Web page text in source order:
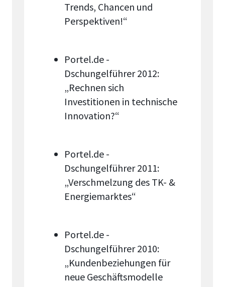
Trends, Chancen und
Perspektiven!“
Portel.de -
Dschungelführer 2012:
„Rechnen sich
Investitionen in technische
Innovation?“
Portel.de -
Dschungelführer 2011:
„Verschmelzung des TK- &
Energiemarktes“
Portel.de -
Dschungelführer 2010:
„Kundenbeziehungen für
neue Geschäftsmodelle